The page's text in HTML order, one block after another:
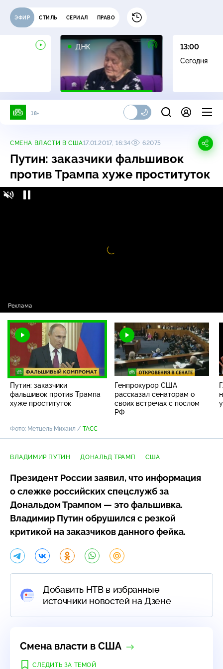
ЭФИР СТИЛЬ СЕРИАЛ ПРАВО
ДНК
16+
13:00
Сегодня
18+
СМЕНА ВЛАСТИ В США17.01.2017, 16:34 62075
Путин: заказчики фальшивок
против Трампа хуже проституток
Видео
проигрыватель
Путин: заказчики фальшивок против Трампа
Путин: заказчики
фальшивок против Трампа
хуже проституток
Генпрокурор США
рассказал сенаторам о
своих встречах с послом
РФ
Фото: Метцель Михаил / ТАСС
ВЛАДИМИР ПУТИН ДОНАЛЬД ТРАМП США
Президент России заявил, что информация
о слежке российских спецслужб за
Дональдом Трампом — это фальшивка.
Владимир Путин обрушился с резкой
критикой на заказчиков данного фейка.
Добавить НТВ в избранные
источники новостей на Дзене
Смена власти в США
СЛЕДИТЬ ЗА ТЕМОЙ